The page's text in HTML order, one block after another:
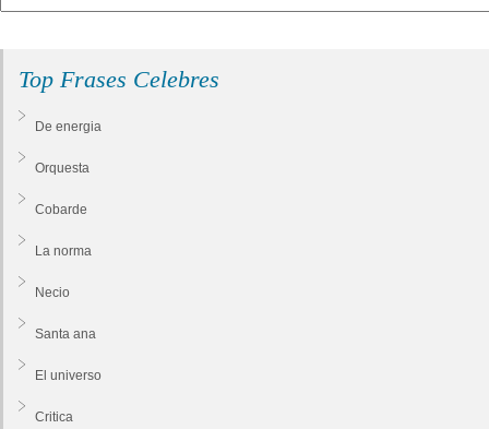
Top Frases Celebres
De energia
Orquesta
Cobarde
La norma
Necio
Santa ana
El universo
Critica